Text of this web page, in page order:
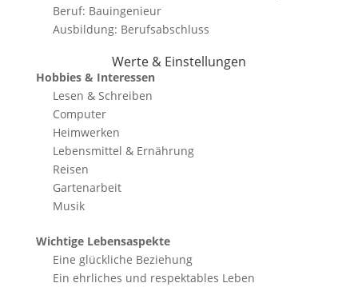
Beruf: Bauingenieur
Ausbildung: Berufsabschluss
Werte & Einstellungen
Hobbies & Interessen
Lesen & Schreiben
Computer
Heimwerken
Lebensmittel & Ernährung
Reisen
Gartenarbeit
Musik
Wichtige Lebensaspekte
Eine glückliche Beziehung
Ein ehrliches und respektables Leben